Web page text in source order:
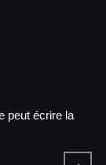
peut écrire la